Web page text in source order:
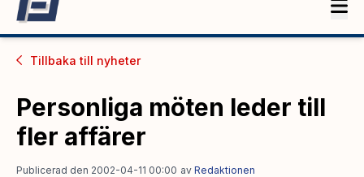
Tillbaka till nyheter
Personliga möten leder till
fler affärer
Publicerad den 2002-04-11 00:00 av Redaktionen